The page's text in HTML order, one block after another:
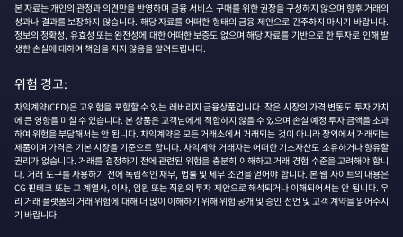
본 자료는 개인의 관정과 의견만을 반영하며 금융 서비스 구매를 위한 권장을 구성하지 않으며 향후 거래의
성과나 결과를 보장하지 않습니다. 해당 자료를 어떠한 형태의 금융 제안으로 간주하지 마시기 바랍니다.
정보의 정확성, 유효성 또는 완전성에 대한 어떠한 보증도 없으며 해당 자료를 기반으로 한 투자로 인해 발
생한 손실에 대하여 책임을 지지 않음을 알려드립니다.
위험 경고:
차익계약(CFD)은 고위험을 포함할 수 있는 레버리지 금융상품입니다. 작은 시장의 가격 변동도 투자 가치
에 큰 영향을 미칠 수 있습니다. 본 상품은 고객님에게 적합하지 않을 수 있으며 손실 예정 투자 금액을 초과
하여 위험을 부담해서는 안 됩니다. 차익계약은 모든 거래소에서 거래되는 것이 아니라 장외에서 거래되는
제품이며 가격은 기본 시장을 기준으로 합니다. 차익계약 거래자는 어떠한 기초자산도 소유하거나 향유할
권리가 없습니다. 거래를 결정하기 전에 관련된 위험을 충분히 이해하고 거래 경험 수준을 고려해야 합니
다. 거래 도구를 사용하기 전에 독립적인 재무, 법률 및 세무 조언을 얻어야 합니다. 본 웹 사이트의 내용은
CG 핀테크 또는 그 계열사, 이사, 임원 또는 직원의 투자 제안으로 해석되거나 이해되어서는 안 됩니다. 우
리 거래 플랫폼의 거래 위험에 대해 더 많이 이해하기 위해 위험 공개 및 승인 선언 및 고객 계약을 읽어주시
기 바랍니다.